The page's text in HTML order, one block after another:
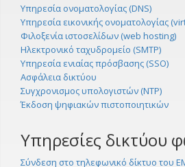
Υπηρεσία ονοματολογίας (DNS)
Υπηρεσία εικονικής ονοματολογίας
Φιλοξενία ιστοσελίδων (web hosting)
Ηλεκτρονικό ταχυδρομείο (SMTP)
Υπηρεσία ενιαίας πρόσβασης (SSO)
Ασφάλεια δικτύου
Συγχρονισμος υπολογιστών (NTP)
Έκδοση ψηφιακών πιστοποιητικών
Υπηρεσίες δικτύου
Σύνδεση στο τηλεφωνικό δίκτυο του